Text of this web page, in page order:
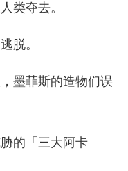
类夺去。
脱。
菲斯的造物们误
的「三大阿卡